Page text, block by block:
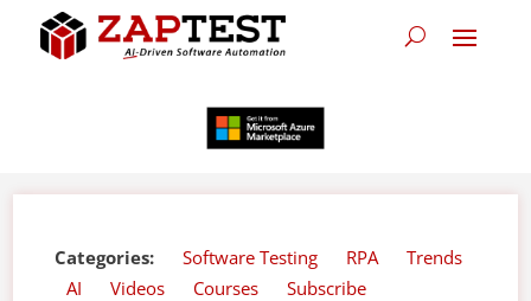
Categories: Software Testing RPA
Trends
AI
Videos Courses Subscribe